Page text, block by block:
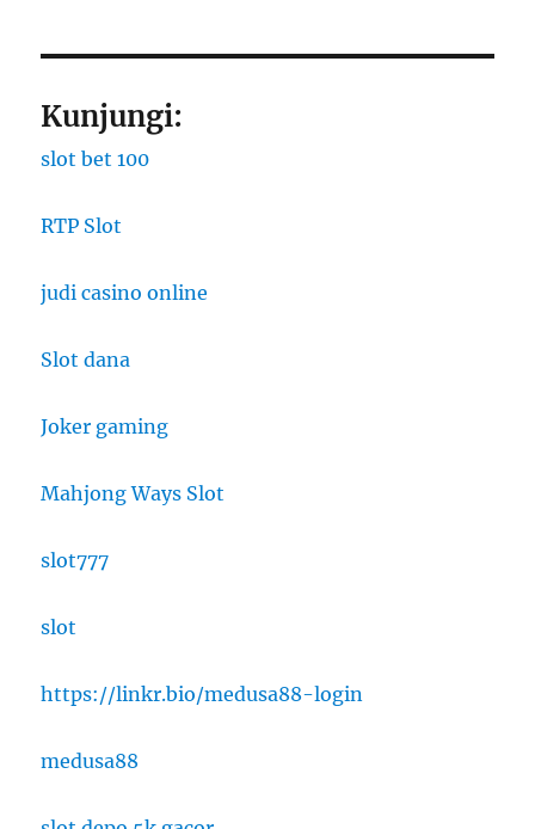
Kunjungi:
slot bet 100
RTP Slot
judi casino online
Slot dana
Joker gaming
Mahjong Ways Slot
slot777
slot
https://linkr.bio/medusa88-login
medusa88